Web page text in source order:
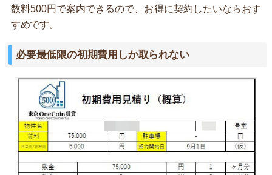
数料500円で案内できるので、お得に契約したいならおす
すめです。
必要最低限の初期費用しか取られない